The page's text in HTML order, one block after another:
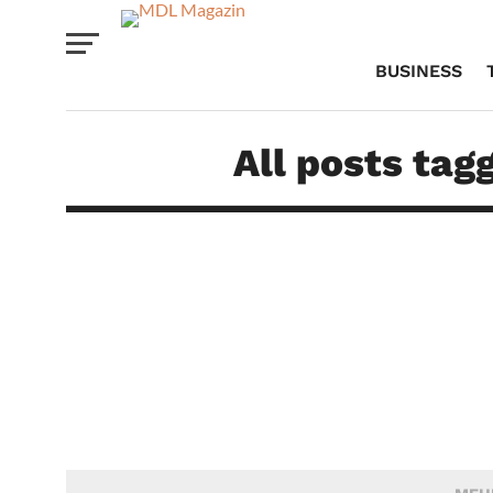
BUSINESS
All posts